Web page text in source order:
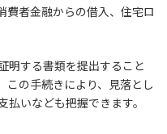
費者金融からの借入、住宅ロ
明する書類を提出すること
この手続きにより、見落とし
いなども把握できます。